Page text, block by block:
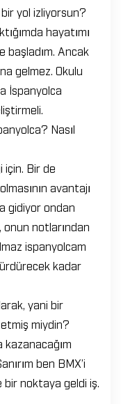
yol izliyorsun?
hayatımı
başladım. Ancak
gelmez. Okulu
İspanyolca
Nasıl
için. Bir de
avantajı
gidiyor ondan
onun notlarından
ispanyolcam
kadar
yani bir
miydin?
kazanacağım
ben BMX’i
noktaya geldi iş.